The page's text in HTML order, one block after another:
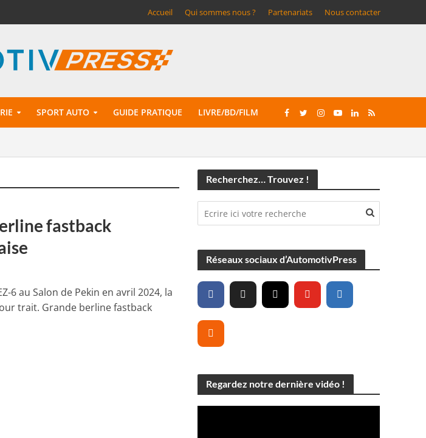
Accueil Qui sommes nous ? Partenariats Nous contacter
SPORT AUTO GUIDE PRATIQUE LIVRE/BD/FILM
fastback
6 au Salon de Pekin en avril 2024, la
trait. Grande berline fastback
Recherchez… Trouvez !
Réseaux sociaux d’AutomotivPress
Regardez notre dernière vidéo !